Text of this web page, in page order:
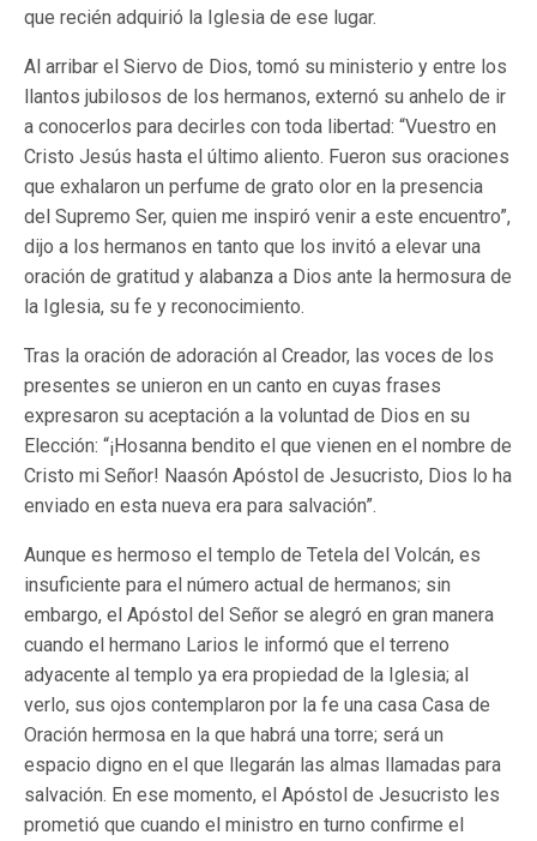
que recién adquirió la Iglesia de ese lugar.
Al arribar el Siervo de Dios, tomó su ministerio y entre los
llantos jubilosos de los hermanos, externó su anhelo de ir
a conocerlos para decirles con toda libertad: “Vuestro en
Cristo Jesús hasta el último aliento. Fueron sus oraciones
que exhalaron un perfume de grato olor en la presencia
del Supremo Ser, quien me inspiró venir a este encuentro”,
dijo a los hermanos en tanto que los invitó a elevar una
oración de gratitud y alabanza a Dios ante la hermosura de
la Iglesia, su fe y reconocimiento.
Tras la oración de adoración al Creador, las voces de los
presentes se unieron en un canto en cuyas frases
expresaron su aceptación a la voluntad de Dios en su
Elección: “¡Hosanna bendito el que vienen en el nombre de
Cristo mi Señor! Naasón Apóstol de Jesucristo, Dios lo ha
enviado en esta nueva era para salvación”.
Aunque es hermoso el templo de Tetela del Volcán, es
insuficiente para el número actual de hermanos; sin
embargo, el Apóstol del Señor se alegró en gran manera
cuando el hermano Larios le informó que el terreno
adyacente al templo ya era propiedad de la Iglesia; al
verlo, sus ojos contemplaron por la fe una casa Casa de
Oración hermosa en la que habrá una torre; será un
espacio digno en el que llegarán las almas llamadas para
salvación. En ese momento, el Apóstol de Jesucristo les
prometió que cuando el ministro en turno confirme el